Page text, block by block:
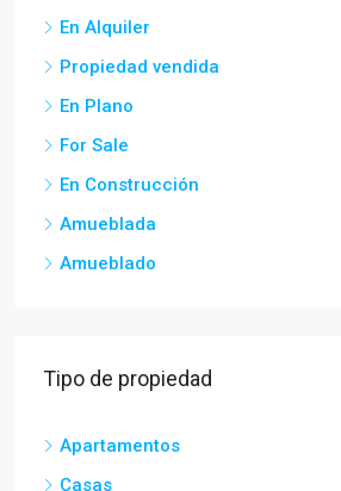
En Alquiler
Propiedad vendida
En Plano
For Sale
En Construcción
Amueblada
Amueblado
Tipo de propiedad
Apartamentos
Casas